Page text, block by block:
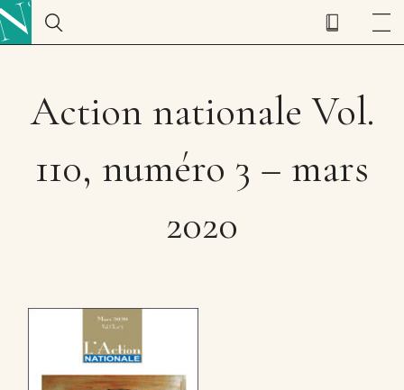
Action nationale Vol.
110, numéro 3 – mars
2020